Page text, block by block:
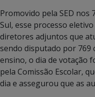
Promovido pela SED nos
Sul, esse processo
diretores adjuntos que
sendo disputado por 769
ensino, o dia de votação
pela Comissão Escolar,
dia e assegurou que as